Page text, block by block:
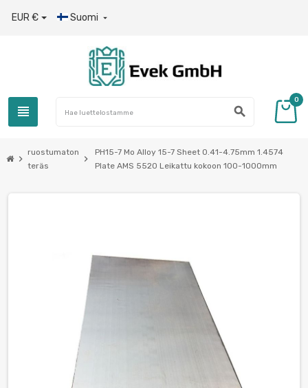
EUR € Suomi 
view_headline search
0
chevron_right
ruostumaton
teräs
chevron_right
PH15-7 Mo Alloy 15-7 Sheet 0.41-4.75mm 1.4574
Plate AMS 5520 Leikattu kokoon 100-1000mm